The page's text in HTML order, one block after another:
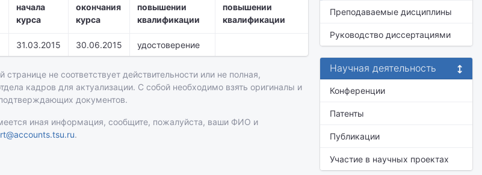
начала
курса
окончания
курса
повышении
квалификации
повышении
квалификации
31.03.2015 30.06.2015 удостоверение
не соответствует действительности или не полная,
кадров для актуализации. С собой необходимо взять оригиналы и
документов.
иная информация, сообщите, пожалуйста, ваши ФИО и
.
Преподаваемые дисциплины
Руководство диссертациями
Научная деятельность
Конференции
Патенты
Публикации
Участие в научных проектах